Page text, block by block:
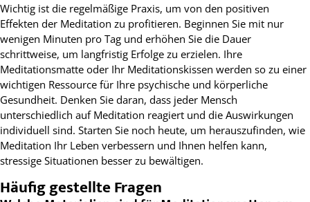
Wichtig ist die regelmäßige Praxis, um von den positiven
Effekten der Meditation zu profitieren. Beginnen Sie mit nur
wenigen Minuten pro Tag und erhöhen Sie die Dauer
schrittweise, um langfristig Erfolge zu erzielen. Ihre
Meditationsmatte oder Ihr Meditationskissen werden so zu einer
wichtigen Ressource für Ihre psychische und körperliche
Gesundheit. Denken Sie daran, dass jeder Mensch
unterschiedlich auf Meditation reagiert und die Auswirkungen
individuell sind. Starten Sie noch heute, um herauszufinden, wie
Meditation Ihr Leben verbessern und Ihnen helfen kann,
stressige Situationen besser zu bewältigen.
Häufig gestellte Fragen